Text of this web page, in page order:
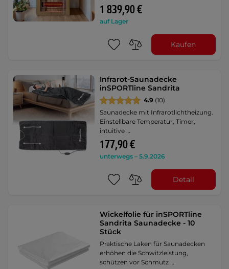
1 839,90 €
auf Lager
Kaufen
Infrarot-Saunadecke
inSPORTline Sandrita
4.9 (10)
Saunadecke mit Infrarotlichtheizung.
Einstellbare Temperatur, Timer,
intuitive …
177,90 €
unterwegs – 5.9.2026
Detail
Wickelfolie für inSPORTline
Sandrita Saunadecke - 10
Stück
Praktische Laken für Saunadecken
erhöhen die Schwitzleistung,
schützen vor Schmutz …